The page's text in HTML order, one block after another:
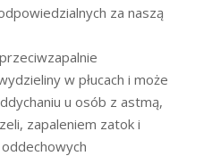
za naszą
w płucach i może
u osób z astmą,
zapaleniem zatok i